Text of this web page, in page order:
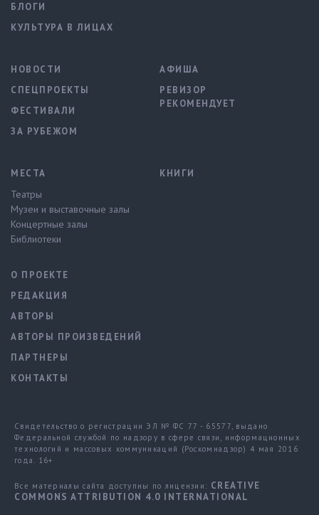
БЛОГИ
КУЛЬТУРА В ЛИЦАХ
НОВОСТИ
СПЕЦПРОЕКТЫ
ФЕСТИВАЛИ
ЗА РУБЕЖОМ
АФИША
РЕВИЗОР
РЕКОМЕНДУЕТ
МЕСТА
Театры
Музеи и выставочные залы
Концертные залы
Библиотеки
КНИГИ
О ПРОЕКТЕ
РЕДАКЦИЯ
АВТОРЫ
АВТОРЫ ПРОИЗВЕДЕНИЙ
ПАРТНЕРЫ
КОНТАКТЫ
Свидетельство о регистрации ЭЛ № ФС 77 - 65577, выдано
Федеральной службой по надзору в сфере связи, информационных
технологий и массовых коммуникаций (Роскомнадзор) 4 мая 2016
года. 16+
Все материалы сайта доступны по лицензии: CREATIVE
COMMONS ATTRIBUTION 4.0 INTERNATIONAL